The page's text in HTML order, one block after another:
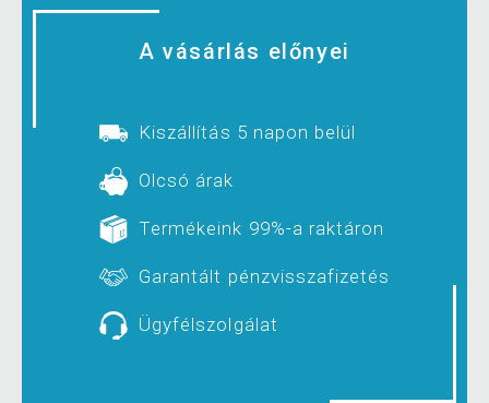
A vásárlás előnyei
Kiszállítás 5 napon belül
Olcsó árak
Termékeink 99%-a raktáron
Garantált pénzvisszafizetés
Ügyfélszolgálat